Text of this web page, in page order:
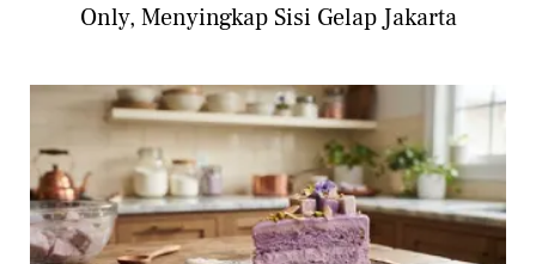
Only, Menyingkap Sisi Gelap Jakarta